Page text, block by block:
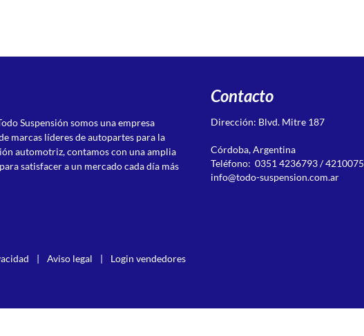
Suspensión somos una empresa
marcas líderes de autopartes para la
automotriz, contamos con una amplia
satisfacer a un mercado cada día más
Contacto
Dirección: Blvd. Mitre 187
Córdoba, Argentina
Teléfono: 0351 4236793 / 4210075
info@todo-suspension.com.ar
| Aviso legal | Login vendedores